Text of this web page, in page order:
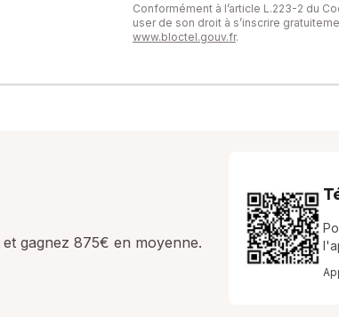
Conformément à l’article L.223-2 du
user de son droit à s’inscrire
www.bloctel.gouv.fr.
et gagnez 875€ en moyenne.